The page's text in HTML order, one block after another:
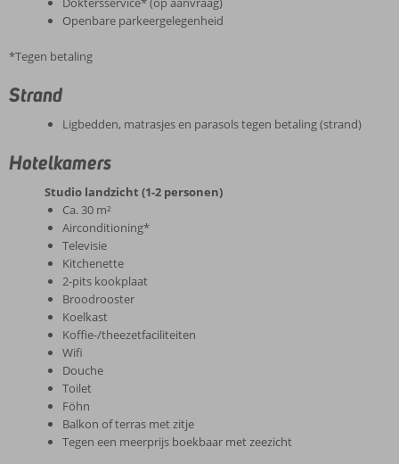
Openbare parkeergelegenheid
*Tegen betaling
Strand
Ligbedden, matrasjes en parasols tegen betaling (strand)
Hotelkamers
Studio landzicht (1-2 personen)
Ca. 30 m²
Airconditioning*
Televisie
Kitchenette
2-pits kookplaat
Broodrooster
Koelkast
Koffie-/theezetfaciliteiten
Wifi
Douche
Toilet
Föhn
Balkon of terras met zitje
Tegen een meerprijs boekbaar met zeezicht